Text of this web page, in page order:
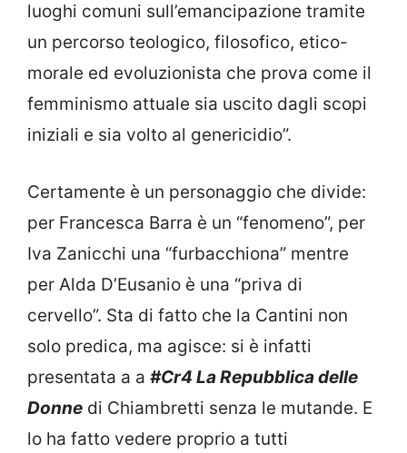
luoghi comuni sull’emancipazione tramite
un percorso teologico, filosofico, etico-
morale ed evoluzionista che prova come il
femminismo attuale sia uscito dagli scopi
iniziali e sia volto al genericidio”.
Certamente è un personaggio che divide:
per Francesca Barra è un “fenomeno”, per
Iva Zanicchi una “furbacchiona” mentre
per Alda D’Eusanio è una “priva di
cervello”. Sta di fatto che la Cantini non
solo predica, ma agisce: si è infatti
presentata a a #Cr4 La Repubblica delle
Donne di Chiambretti senza le mutande. E
lo ha fatto vedere proprio a tutti